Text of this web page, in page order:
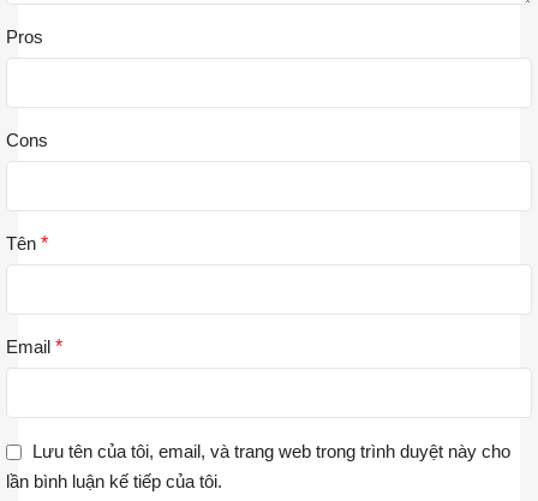
Pros
Cons
Tên *
Email *
Lưu tên của tôi, email, và trang web trong trình duyệt này cho
lần bình luận kế tiếp của tôi.